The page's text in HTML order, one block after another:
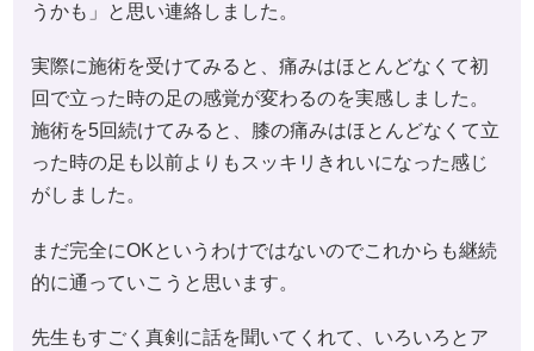
うかも」と思い連絡しました。
実際に施術を受けてみると、痛みはほとんどなくて初
回で立った時の足の感覚が変わるのを実感しました。
施術を5回続けてみると、膝の痛みはほとんどなくて立
った時の足も以前よりもスッキリきれいになった感じ
がしました。
まだ完全にOKというわけではないのでこれからも継続
的に通っていこうと思います。
先生もすごく真剣に話を聞いてくれて、いろいろとア